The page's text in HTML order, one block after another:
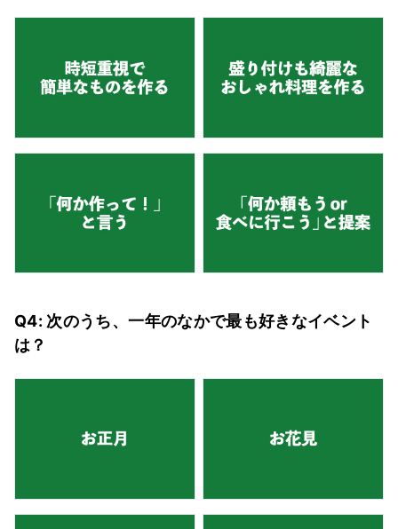
Q4: 次のうち、一年のなかで最も好きなイベント
は？